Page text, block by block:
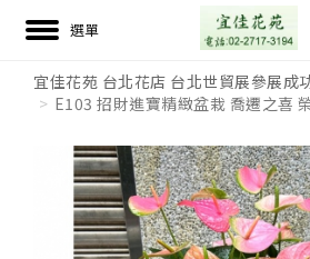
宜佳花苑 台北花店 台北世貿展參展成
E103 招財進寶精緻盆栽 喬遷之喜